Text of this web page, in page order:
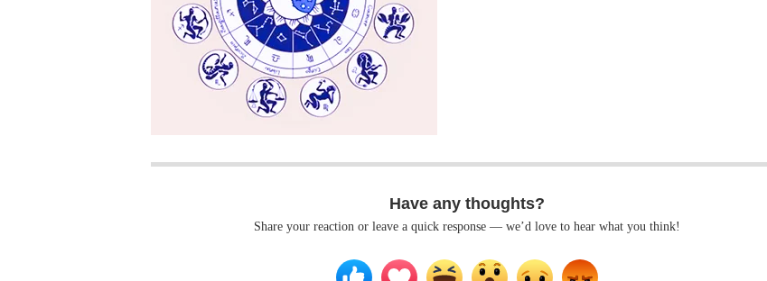
Have any thoughts?
Share your reaction or leave a quick response — we’d love to hear what you think!